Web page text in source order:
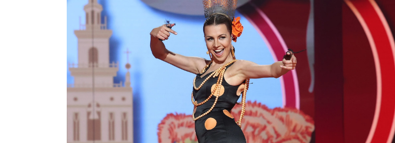
Àngel Llàcer
ha querido hacer varios homenajes a la artista
sevillana. Por una parte, un bingo como recuerdo del mítico
Telecupón que ella presentaba. Además, el premio es "una
ovejita", que es el motivo por el que él se ha disfrazado de
pastor.
Con su mano inocente, ha salido el número ocho. ¡Chenoa ha
sido la ganadora! Sin embargo, Silvia Abril ha empezado a
agitar la duda al cantar: "Tongo, tongo". Todo el público se ha
sumado y la propia cantante ha tenido que defenderse: "Ya
bastante con quedar cuarta siempre".
Incluso parecía que Manel la apoyaba: "Es la primera vez que a